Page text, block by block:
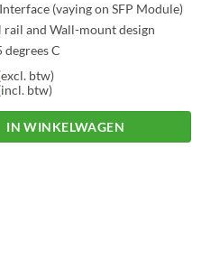
(vaying on SFP Module)
rail and Wall-mount design
degrees C
btw)
btw)
IN WINKELWAGEN